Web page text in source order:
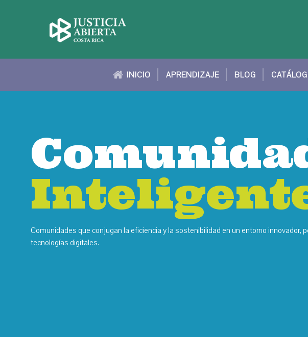
INICIO APRENDIZAJE BLOG
Comunidades que conjugan la eficiencia y la sostenibilidad en un entorno innovador,
tecnologías digitales.